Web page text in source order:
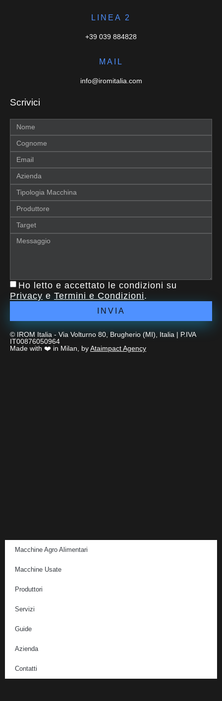
LINEA 2
+39 039 884828
MAIL
info@iromitalia.com
Scrivici
Ho letto e accettato le condizioni su
Privacy e Termini e Condizioni.
INVIA
© IROM Italia - Via Volturno 80, Brugherio (MI), Italia | P.IVA
IT00876050964
Made with ❤️ in Milan, byAtaimpact Agency
Macchine Agro Alimentari
Macchine Usate
Produttori
Servizi
Guide
Azienda
Contatti